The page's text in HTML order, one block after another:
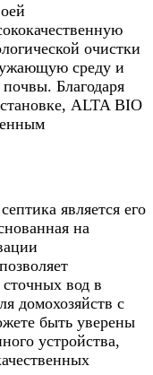
очистки
среду и
Благодаря
ALTA BIO
является его
на
вод в
домохозяйств с
быть уверены
устройства,